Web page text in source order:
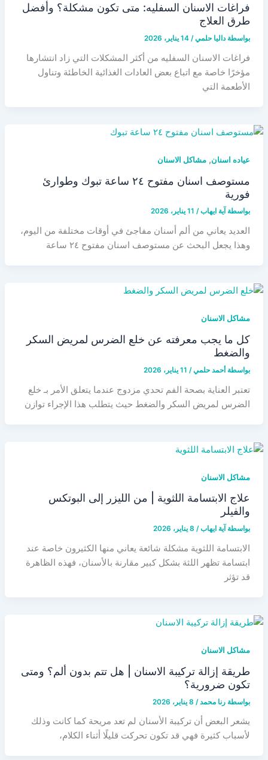
فراغات الاسنان السفليه: متى تكون مشكلة؟ وأفضل
طرق العلاج
بواسطة داليا حلمي/ 14 يناير، 2026
فراغات الاسنان السفليه من أكثر المشكلات التي زاد انتشارها
مؤخرًا خاصة مع اتباع بعض العادات الغذائية الخاطئة وتناول
الأطعمة التي
عياده اسنان, مشاكل الاسنان
مستوصف اسنان مفتوح ٢٤ ساعة تبوك وطوارئ
فورية
بواسطة آية ايهاب/ 11 يناير، 2026
العديد يعاني من ألم أسنان مفاجئ في أوقات مختلفة من اليوم،
وهذا يجعل البحث عن مستوصف اسنان مفتوح ٢٤ ساعة
مشاكل الاسنان
كل ما يجب معرفته عن خلع الضرس لمريض السكر
والضغط
بواسطة أحمد حلمي/ 11 يناير، 2026
تعتبر العناية بصحة الفم تحدي مزدوج عندما يتعلق الأمر بـ خلع
الضرس لمريض السكر والضغط حيث يتطلب هذا الإجراء توازن
مشاكل الاسنان
علاج الابتسامة اللثوية | من الليزر إلى البوتكس
والفيلر
بواسطة آية ايهاب/ 8 يناير، 2026
الابتسامة اللثوية مشكلة شائعة يعاني منها الكثيرون خاصة عند
ابتسامة تظهر اللثة بشكل كبير مقارنة بالأسنان، فهذه الظاهرة
قد تؤثر
مشاكل الاسنان
طريقة إزالة تركيبة الاسنان | هل تتم بدون ألم؟ ومتى
تكون ضرورية؟
بواسطة رنا محمد/ 8 يناير، 2026
يشعر البعض أن تركيبة الأسنان لم تعد مريحة كما كانت وذلك
لأسباب كثيرة فهي قد تكون تحركت قليلًا أثناء الكلام،